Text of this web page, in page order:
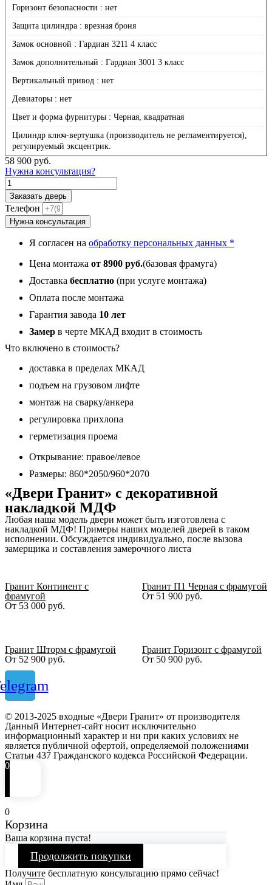
Горизонт безопасности : нет
Защита цилиндра : врезная броня
Замок основной : Гардиан 3211 4 класс
Замок дополнительный : Гардиан 3001 3 класс
Вертикальный привод : нет
Девиаторы : нет
Цвет и форма фурнитуры : Черная, квадратная
Цилиндр ключ-вертушка (производитель не регламентируется),
регулируемый эксцентрик.
58 900 руб.
Нужна консультация?
Количество
товара
Горизонт
с
фрамугой,
Белый
Горизонт
Заказать дверь
Телефон
Нужна консультация
Я согласен на обработку персональных данных *
Цена монтажа от 8900 руб.(базовая фрамуга)
Доставка бесплатно (при услуге монтажа)
Оплата после монтажа
Гарантия завода 10 лет
Замер в черте МКАД входит в стоимость
Что включено в стоимость?
доставка в пределах МКАД
подъем на грузовом лифте
монтаж на сварку/анкера
регулировка прихлопа
герметизация проема
Открывание: правое/левое
Размеры: 860*2050/960*2070
«Двери Гранит» с декоративной
накладкой МДФ
Любая наша модель двери может быть изготовлена с
накладкой МДФ! Примеры наших моделей дверей в таком
исполнении. Обсуждается индивидуально, после вызова
замерщика и составления замерочного листа
Гранит Континент с
фрамугой
От 53 000 руб.
Гранит П1 Черная с фрамугой
От 51 900 руб.
Гранит Шторм с фрамугой
От 52 900 руб.
Гранит Горизонт с фрамугой
От 50 900 руб.
© 2013-2025 входные «Двери Гранит» от производителя
Данный Интернет-сайт носит исключительно
информационный характер и ни при каких условиях не
является публичной офертой, определяемой положениями
Статьи 437 Гражданского кодекса Российской Федерации.
0
0
Корзина
Ваша корзина пуста!
Продолжить покупки
Получите бесплатную консультацию прямо сейчас!